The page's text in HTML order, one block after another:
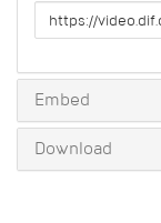
URL
to
Embed
Download